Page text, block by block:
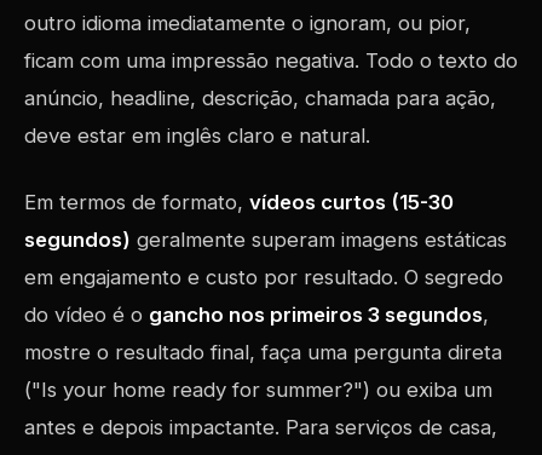
outro idioma imediatamente o ignoram, ou pior,
ficam com uma impressão negativa. Todo o texto do
anúncio, headline, descrição, chamada para ação,
deve estar em inglês claro e natural.
Em termos de formato, vídeos curtos (15-30
segundos) geralmente superam imagens estáticas
em engajamento e custo por resultado. O segredo
do vídeo é o gancho nos primeiros 3 segundos,
mostre o resultado final, faça uma pergunta direta
("Is your home ready for summer?") ou exiba um
antes e depois impactante. Para serviços de casa,